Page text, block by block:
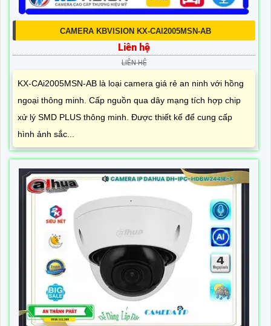
CAMERA KBVISION KX-CAI2005MSN-AB
Liên hệ
LIÊN HỆ
KX-CAi2005MSN-AB là loại camera giá rẻ an ninh với hồng
ngoại thông minh. Cấp nguồn qua dây mạng tích hợp chip
xử lý SMD PLUS thông minh. Được thiết kế để cung cấp
hình ảnh sắc...